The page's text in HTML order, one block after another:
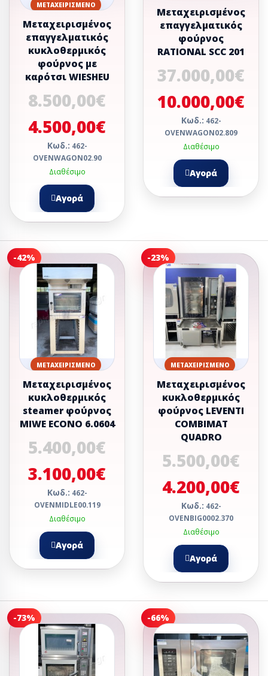
ΜΕΤΑΧΕΙΡΙΣΜΈΝΟ
Μεταχειρισμένος
επαγγελματικός
κυκλοθερμικός
φούρνος με
καρότσι WIESHEU
8.500,00€
4.500,00€
Κωδ.: 462-
OVENWAGON02.90
Διαθέσιμο
Αγορά
Μεταχειρισμένος
επαγγελματικός
φούρνος
RATIONAL SCC 201
37.000,00€
10.000,00€
Κωδ.: 462-
OVENWAGON02.809
Διαθέσιμο
Αγορά
-42%
ΜΕΤΑΧΕΙΡΙΣΜΈΝΟ
Μεταχειρισμένος
κυκλοθερμικός
steamer φούρνος
MIWE ECONO 6.0604
5.400,00€
3.100,00€
Κωδ.: 462-
OVENMIDLE00.119
Διαθέσιμο
Αγορά
-23%
ΜΕΤΑΧΕΙΡΙΣΜΈΝΟ
Μεταχειρισμένος
κυκλοθερμικός
φούρνος LEVENTI
COMBIMAT
QUADRO
5.500,00€
4.200,00€
Κωδ.: 462-
OVENBIG0002.370
Διαθέσιμο
Αγορά
-73% -66%